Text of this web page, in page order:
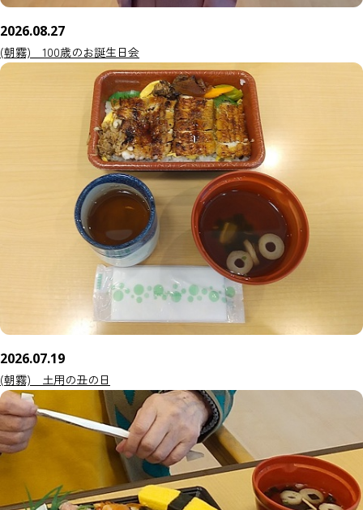
2026.08.27
(朝霧) 100歳のお誕生日会
2026.07.19
(朝霧) 土用の丑の日